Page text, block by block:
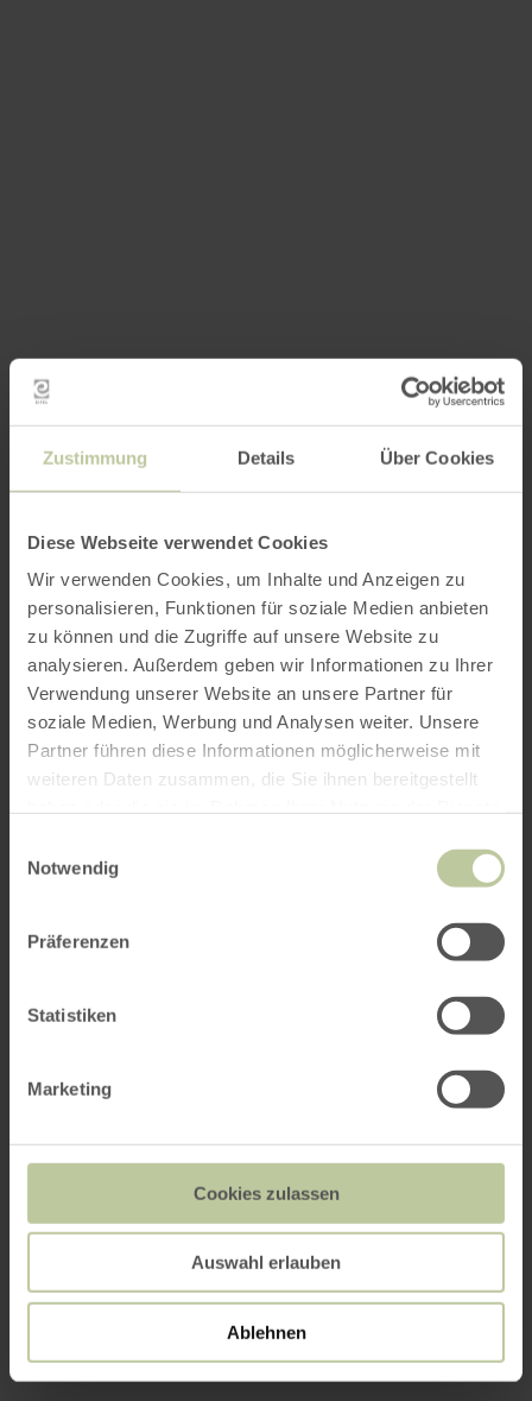
Zustimmung Details Über Cookies
Diese Webseite verwendet Cookies
Wir verwenden Cookies, um Inhalte und Anzeigen zu
personalisieren, Funktionen für soziale Medien anbieten
zu können und die Zugriffe auf unsere Website zu
analysieren. Außerdem geben wir Informationen zu Ihrer
Verwendung unserer Website an unsere Partner für
soziale Medien, Werbung und Analysen weiter. Unsere
Partner führen diese Informationen möglicherweise mit
weiteren Daten zusammen, die Sie ihnen bereitgestellt
Notwendig
Präferenzen
Statistiken
Marketing
Cookies zulassen
Auswahl erlauben
Ablehnen